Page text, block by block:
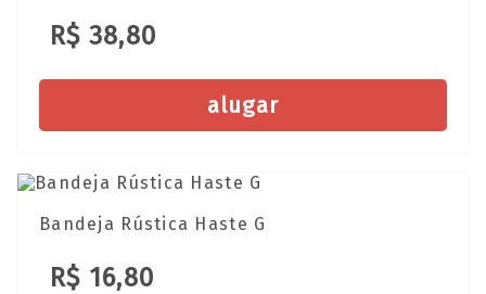
R$ 38,80
alugar
Bandeja Rústica Haste G
R$ 16,80